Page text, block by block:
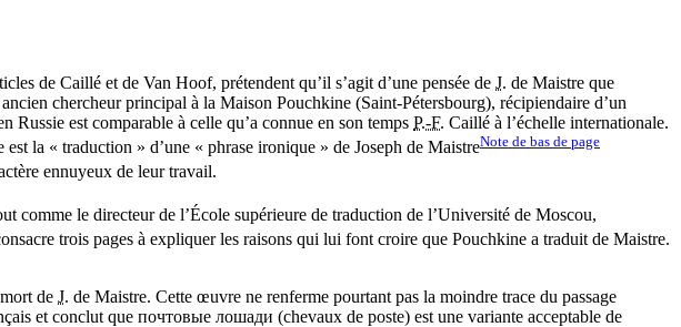
de Caillé et de Van Hoof, prétendent qu’il s’agit d’une pensée de J. de Maistre que
chercheur principal à la Maison Pouchkine (Saint-Pétersbourg), récipiendaire d’un
est comparable à celle qu’a connue en son temps P.-F. Caillé à l’échelle internationale.
la « traduction » d’une « phrase ironique » de Joseph de MaistreNote de bas de page
ennuyeux de leur travail.
comme le directeur de l’École supérieure de traduction de l’Université de Moscou,
trois pages à expliquer les raisons qui lui font croire que Pouchkine a traduit de Maistre.
de J. de Maistre. Cette œuvre ne renferme pourtant pas la moindre trace du passage
et conclut que почтовые лошади (chevaux de poste) est une variante acceptable de